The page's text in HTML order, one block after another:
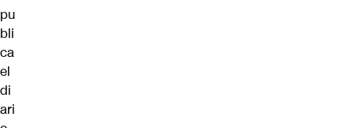
pu
bli
ca
el
di
ari